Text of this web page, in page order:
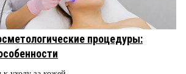
процедуры: